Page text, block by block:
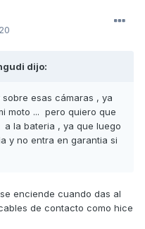
dijo:
esas cámaras , ya
moto ... pero quiero que
la bateria , ya que luego
y no entra en garantia si
enciende cuando das al
de contacto como hice